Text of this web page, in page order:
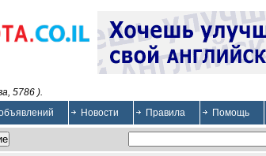
5786 ).
Новости Правила Помощь